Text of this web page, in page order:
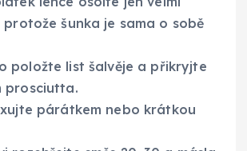
protože šunka je sama o sobě
položte list šalvěje a přikryjte
prosciutta.
párátkem nebo krátkou